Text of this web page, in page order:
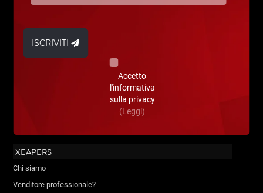
ISCRIVITI
Accetto
l'informativa
sulla privacy
(Leggi)
XEAPERS
Chi siamo
Venditore professionale?